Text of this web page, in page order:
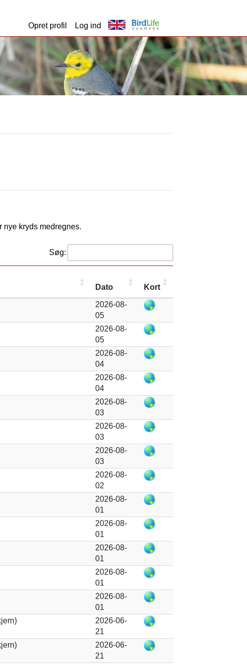
Opret profil Log ind
nye kryds medregnes.
Søg:
Dato Kort
2026-08-
05
2026-08-
05
2026-08-
04
2026-08-
04
2026-08-
03
2026-08-
03
2026-08-
03
2026-08-
02
2026-08-
01
2026-08-
01
2026-08-
01
2026-08-
01
2026-08-
01
2026-06-
21
2026-06-
21